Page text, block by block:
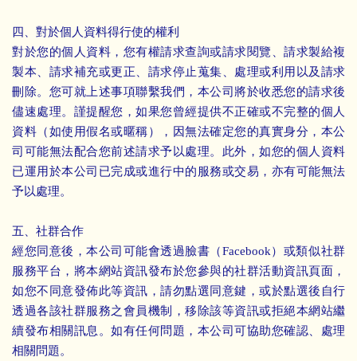
四、對於個人資料得行使的權利
對於您的個人資料，您有權請求查詢或請求閱覽、請求製給複
製本、請求補充或更正、請求停止蒐集、處理或利用以及請求
刪除。您可就上述事項聯繫我們，本公司將於收悉您的請求後
儘速處理。謹提醒您，如果您曾經提供不正確或不完整的個人
資料（如使用假名或暱稱），因無法確定您的真實身分，本公
司可能無法配合您前述請求予以處理。此外，如您的個人資料
已運用於本公司已完成或進行中的服務或交易，亦有可能無法
予以處理。
五、社群合作
經您同意後，本公司可能會透過臉書 （Facebook） 或類似社群
服務平台，將本網站資訊發布於您參與的社群活動資訊頁面，
如您不同意發佈此等資訊，請勿點選同意鍵，或於點選後自行
透過各該社群服務之會員機制，移除該等資訊或拒絕本網站繼
續發布相關訊息。如有任何問題，本公司可協助您確認、處理
相關問題。